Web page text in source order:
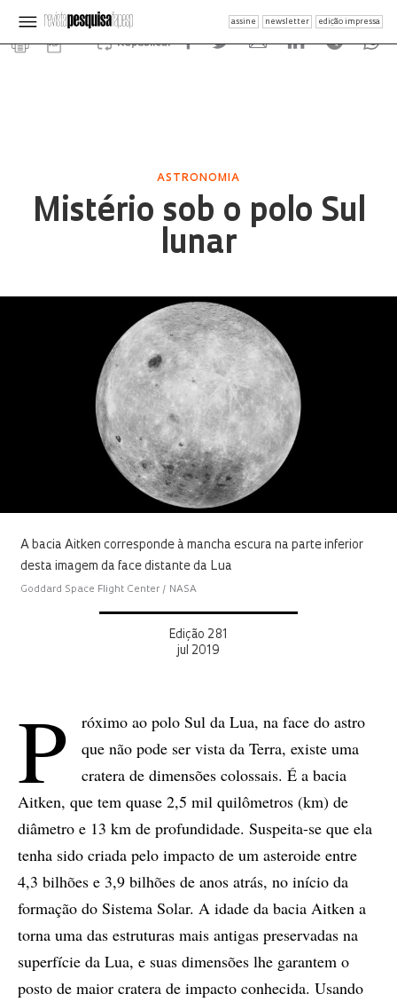
assine newsletter edição impressa
Republicar
ASTRONOMIA
Mistério sob o polo Sul
lunar
A bacia Aitken corresponde à mancha escura na parte inferior
desta imagem da face distante da Lua
Goddard Space Flight Center / NASA
Edição 281
jul 2019
P
róximo ao polo Sul da Lua, na face do astro
que não pode ser vista da Terra, existe uma
cratera de dimensões colossais. É a bacia
Aitken, que tem quase 2,5 mil quilômetros (km) de
diâmetro e 13 km de profundidade. Suspeita-se que ela
tenha sido criada pelo impacto de um asteroide entre
4,3 bilhões e 3,9 bilhões de anos atrás, no início da
formação do Sistema Solar. A idade da bacia Aitken a
torna uma das estruturas mais antigas preservadas na
superfície da Lua, e suas dimensões lhe garantem o
posto de maior cratera de impacto conhecida. Usando